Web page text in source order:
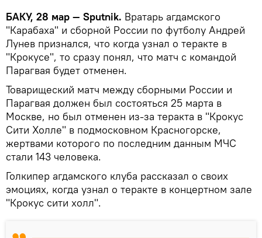
БАКУ, 28 мар — Sputnik. Вратарь агдамского
"Карабаха" и сборной России по футболу Андрей
Лунев признался, что когда узнал о теракте в
"Крокусе", то сразу понял, что матч с командой
Парагвая будет отменен.
Товарищеский матч между сборными России и
Парагвая должен был состояться 25 марта в
Москве, но был отменен из-за теракта в "Крокус
Сити Холле" в подмосковном Красногорске,
жертвами которого по последним данным МЧС
стали 143 человека.
Голкипер агдамского клуба рассказал о своих
эмоциях, когда узнал о теракте в концертном зале
"Крокус сити холл".